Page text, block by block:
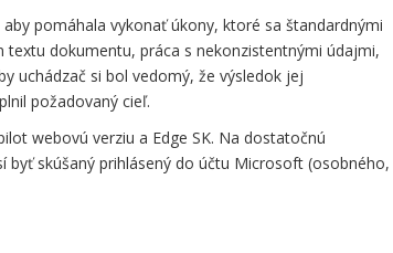
pomáhala vykonať úkony, ktoré sa štandardnými
dokumentu, práca s nekonzistentnými údajmi,
uchádzač si bol vedomý, že výsledok jej
požadovaný cieľ.
webovú verziu a Edge SK. Na dostatočnú
skúšaný prihlásený do účtu Microsoft (osobného,